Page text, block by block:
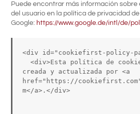
Puede encontrar más información sobre
del usuario en la política de privacidad de
Google: https://www.google.de/intl/de/
<div id="cookiefirst-policy-
  <div>Esta política de cookies ha sido
creada y actualizada por <a
href="https://
m</a>.</div>